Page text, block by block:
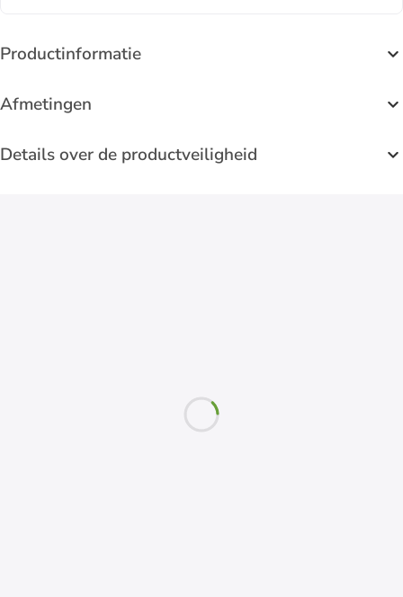
Productinformatie
Afmetingen
Details over de productveiligheid